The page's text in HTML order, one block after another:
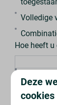
Volledige
Hoe heeft u
Deze
cookies